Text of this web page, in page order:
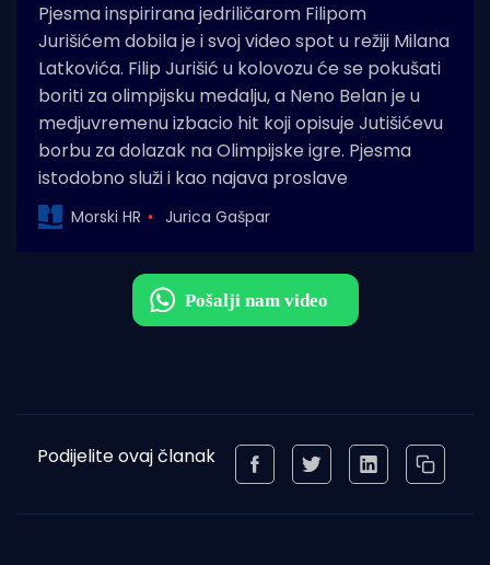
Pjesma inspirirana jedriličarom Filipom
Jurišićem dobila je i svoj video spot u režiji Milana
Latkovića. Filip Jurišić u kolovozu će se pokušati
boriti za olimpijsku medalju, a Neno Belan je u
medjuvremenu izbacio hit koji opisuje Jutišićevu
borbu za dolazak na Olimpijske igre. Pjesma
istodobno služi i kao najava proslave
Morski HR Jurica Gašpar
Podijelite ovaj članak